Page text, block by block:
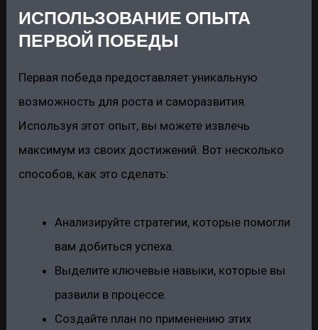
ИСПОЛЬЗОВАНИЕ ОПЫТА
ПЕРВОЙ ПОБЕДЫ
Первая победа предоставляет уникальную
возможность для роста и саморазвития.
Используя этот опыт, вы можете извлечь
максимум из своих достижений. Вот несколько
способов, как это сделать:
Анализируйте стратегии, которые помогли
вам добиться успеха.
Выделите ключевые навыки, которые вы
развили в процессе.
Создайте план по применению этих